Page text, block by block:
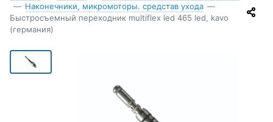
— Наконечники, микромоторы. средстав ухода —
Быстросъемный переходник multiflex led 465 led, kavo
(германия)